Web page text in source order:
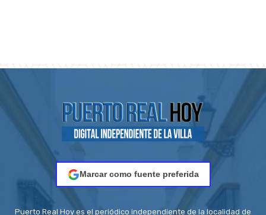
Marcar como fuente preferida
Puerto Real Hoy es el periódico independiente de la localidad de